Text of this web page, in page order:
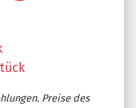
Preise des